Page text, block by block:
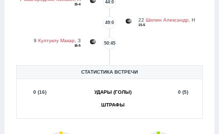
15-4 44:0
22 Шилин Александр , Н
15-5
49:0
9 Култуклу Макар , З
16-5 50:45
СТАТИСТИКА ВСТРЕЧИ
0 (16) УДАРЫ (ГОЛЫ) 0 (5)
ШТРАФЫ